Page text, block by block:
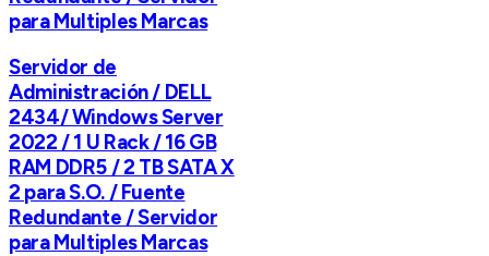
para Multiples Marcas
Servidor de
Administración / DELL
2434/ Windows Server
2022 / 1 U Rack / 16 GB
RAM DDR5 / 2 TB SATA X
2 para S.O. / Fuente
Redundante / Servidor
para Multiples Marcas